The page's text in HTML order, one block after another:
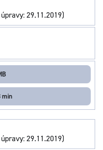
29.11.2019)
min
29.11.2019)